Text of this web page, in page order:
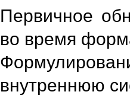
Первичное
во время
внутреннюю